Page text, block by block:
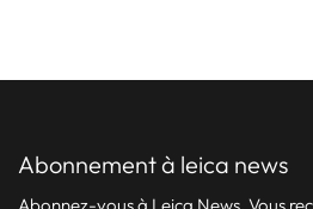
abonnement à leica news